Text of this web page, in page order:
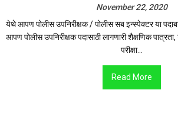
November 22, 2020
येथे आपण पोलीस उपनिरीक्षक / पोलीस सब इन्स्पेक्टर या
आपण पोलीस उपनिरीक्षक पदासाठी लागणारी शैक्षणिक पात्रता,
परीक्षा...
Read More